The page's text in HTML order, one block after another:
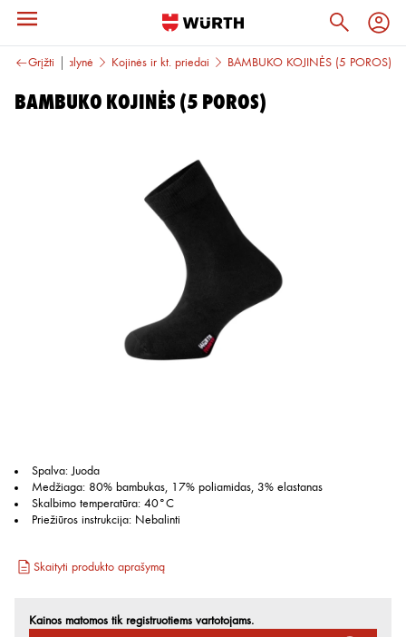
Grįžti
Darbo avalynė Kojinės ir kt. priedai BAMBUKO KOJINĖS (5 POROS)
BAMBUKO KOJINĖS (5 POROS)
Spalva: Juoda
Medžiaga: 80% bambukas, 17% poliamidas, 3% elastanas
Skalbimo temperatūra: 40°C
Priežiūros instrukcija: Nebalinti
Skaityti produkto aprašymą
Kainos matomos tik registruotiems vartotojams.